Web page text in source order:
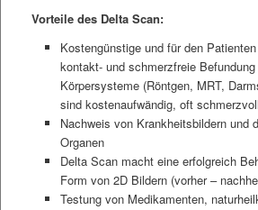
Vorteile des Delta Scan:
Kostengünstige und für den
kontakt- und schmerzfreie
Körpersysteme (Röntgen, MRT,
sind kostenaufwändig, oft
Nachweis von Krankheitsbildern und
Organen
Delta Scan macht eine erfolgreich
Form von 2D Bildern (vorher –
Testung von Medikamenten,